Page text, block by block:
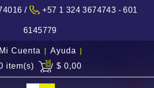
/ +57 1 324 3674743 - 601
6145779
Mi Cuenta | Ayuda |
item(s)
$ 0,00